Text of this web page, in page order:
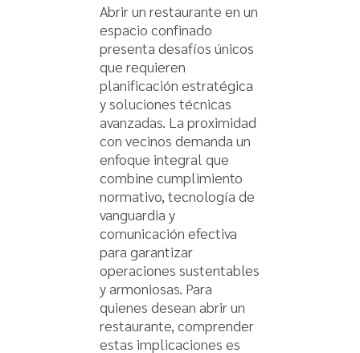
Abrir un restaurante en un
espacio confinado
presenta desafíos únicos
que requieren
planificación estratégica
y soluciones técnicas
avanzadas. La proximidad
con vecinos demanda un
enfoque integral que
combine cumplimiento
normativo, tecnología de
vanguardia y
comunicación efectiva
para garantizar
operaciones sustentables
y armoniosas. Para
quienes desean abrir un
restaurante, comprender
estas implicaciones es